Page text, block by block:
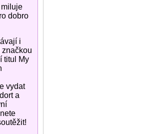
dobro
i
značkou
titul My
vydat
a